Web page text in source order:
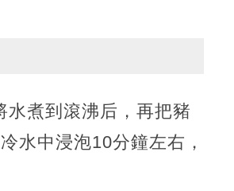
煮到滾沸后，再把豬
水中浸泡10分鐘左右，